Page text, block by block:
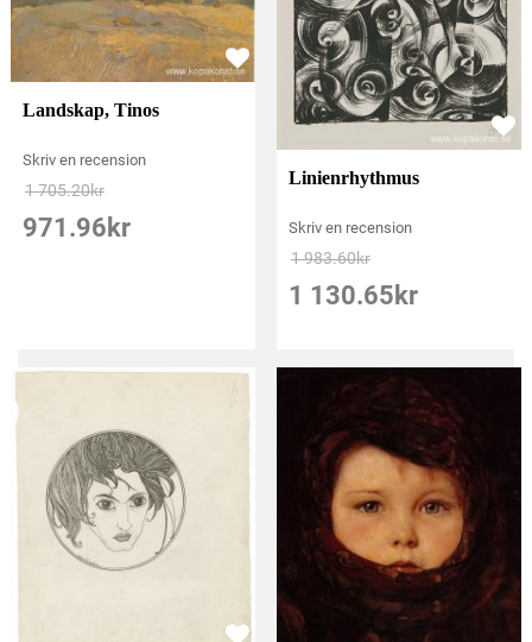
Landskap, Tinos
Skriv en recension
1 705.20kr
971.96 kr
Linienrhythmus
Skriv en recension
1 983.60kr
1 130.65 kr